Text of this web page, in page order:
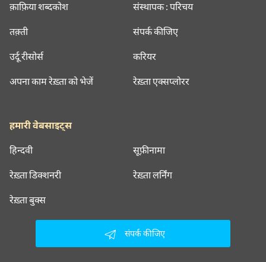
क़ाफ़िया शब्दकोश
तक़्ती
उर्दू रीसोर्स
अपना काम रेख़्ता को भेजें
संस्थापक : परिचय
संपर्क कीजिए
करियर
रेख़्ता एक्सप्लोरर
हमारी वेबसाइट्स
हिन्दवी सूफ़ीनामा
रेख़्ता डिक्शनरी रेख़्ता लर्निंग
रेख़्ता बुक्स
संपर्क कीजिए